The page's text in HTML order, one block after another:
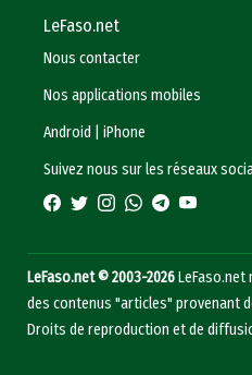
LeFaso.net
Nous contacter
Nos applications mobiles
Android |iPhone
Suivez nous sur les réseaux
LeFaso.net © 2003-2026
des contenus "articles" provenant
Droits de reproduction et de